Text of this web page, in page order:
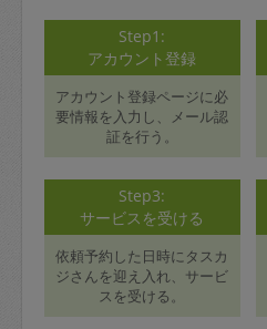
Step1:
アカウント登録
アカウント登録ページに必
要情報を入力し、メール認
証を行う。
Step3:
サービスを受ける
依頼予約した日時にタスカ
ジさんを迎え入れ、サービ
スを受ける。